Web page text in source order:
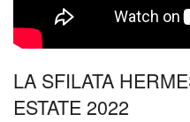
LA SFILATA
ESTATE 2022